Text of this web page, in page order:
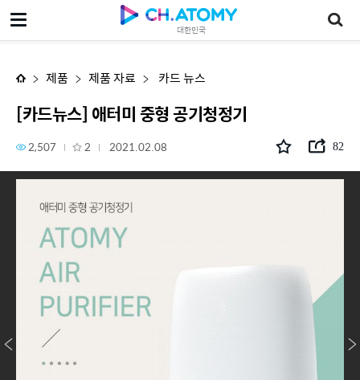
대한민국
[카드뉴스] 애터미 중형 공기청정기
제품 제품 자료 카드 뉴스
[카드뉴스] 애터미 중형 공기청정기
2,507 2 2021.02.08 82